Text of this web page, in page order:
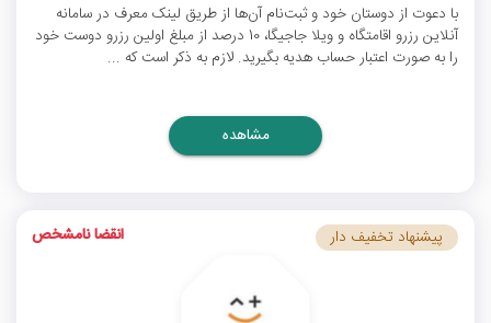
با دعوت از دوستان خود و ثبت‌نام آن‌ها از طریق لینک معرف در سامانه
آنلاین رزرو اقامتگاه و ویلا جاجیگا، 10 درصد از مبلغ اولین رزرو دوست خود
را به صورت اعتبار حساب هدیه بگیرید. لازم به ذکر است که ...
مشاهده
پیشنهاد تخفیف دار انقضا نامشخص